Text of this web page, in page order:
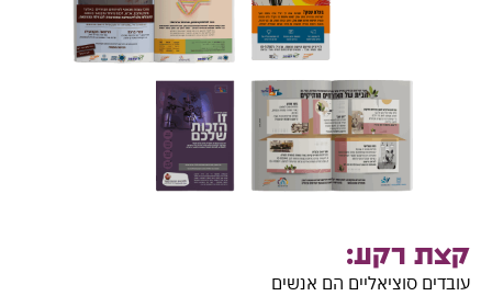
קצת רקע:
עובדים סוציאליים הם אנשים